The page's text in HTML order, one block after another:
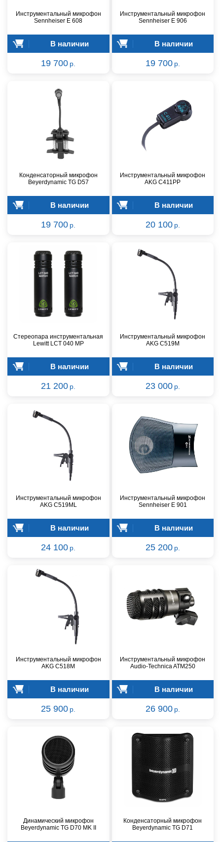
Инструментальный микрофон
Sennheiser E 608
В наличии
19 700 р.
Инструментальный микрофон
Sennheiser E 906
В наличии
19 700 р.
Конденсаторный микрофон
Beyerdynamic TG D57
В наличии
19 700 р.
Инструментальный микрофон
AKG C411PP
В наличии
20 100 р.
Стереопара инструментальная
Lewitt LCT 040 MP
В наличии
21 200 р.
Инструментальный микрофон
AKG C519M
В наличии
23 000 р.
Инструментальный микрофон
AKG C519ML
В наличии
24 100 р.
Инструментальный микрофон
Sennheiser E 901
В наличии
25 200 р.
Инструментальный микрофон
AKG C518M
В наличии
25 900 р.
Инструментальный микрофон
Audio-Technica ATM250
В наличии
26 900 р.
Динамический микрофон
Beyerdynamic TG D70 MK II
Конденсаторный микрофон
Beyerdynamic TG D71